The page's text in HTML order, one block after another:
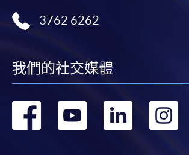
繳交所需費用
繳費靈網上服務- 申請人須先開立
碼，請瀏覽繳費靈網址
http://
3762 6262
我們的社交媒體
轉
轉
轉